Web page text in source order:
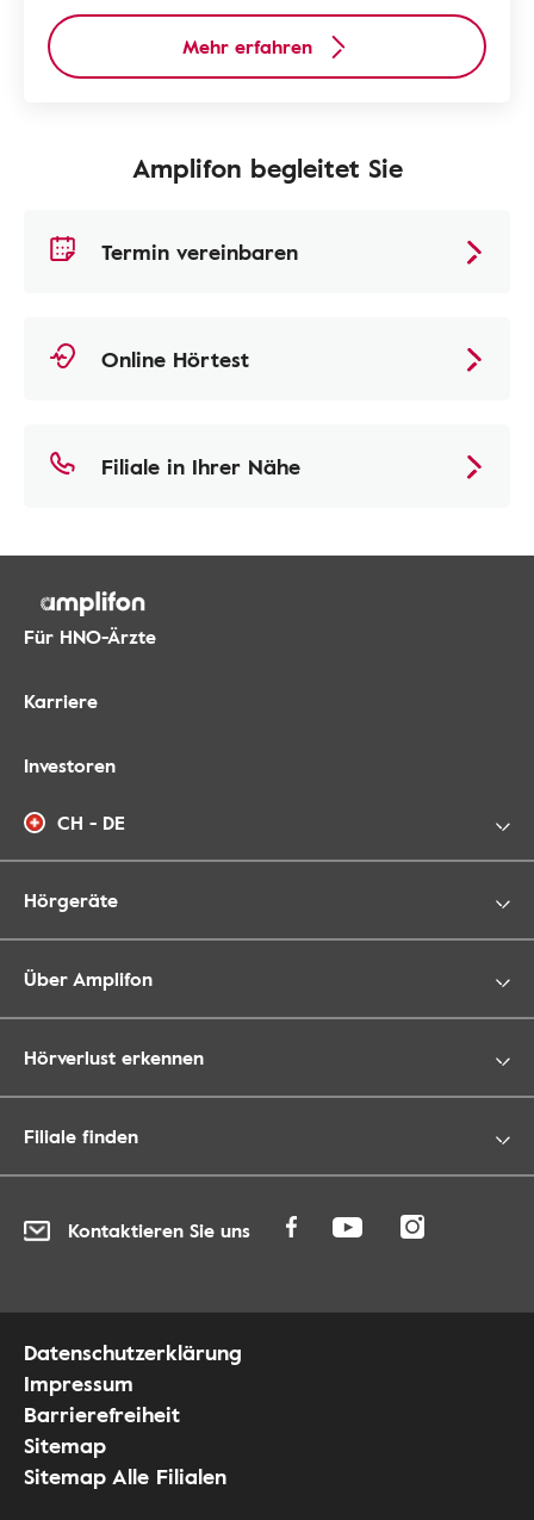
Mehr erfahren
Amplifon begleitet Sie
Termin vereinbaren
Online Hörtest
Filiale in Ihrer Nähe
Für HNO-Ärzte
Karriere
Investoren
CH - DE
Hörgeräte
Über Amplifon
Hörverlust erkennen
Filiale finden
Kontaktieren Sie uns
Datenschutzerklärung
Impressum
Barrierefreiheit
Sitemap
Sitemap Alle Filialen